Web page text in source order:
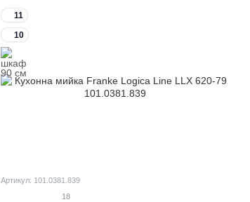
11
10
Артикул: 101.0381.839
18